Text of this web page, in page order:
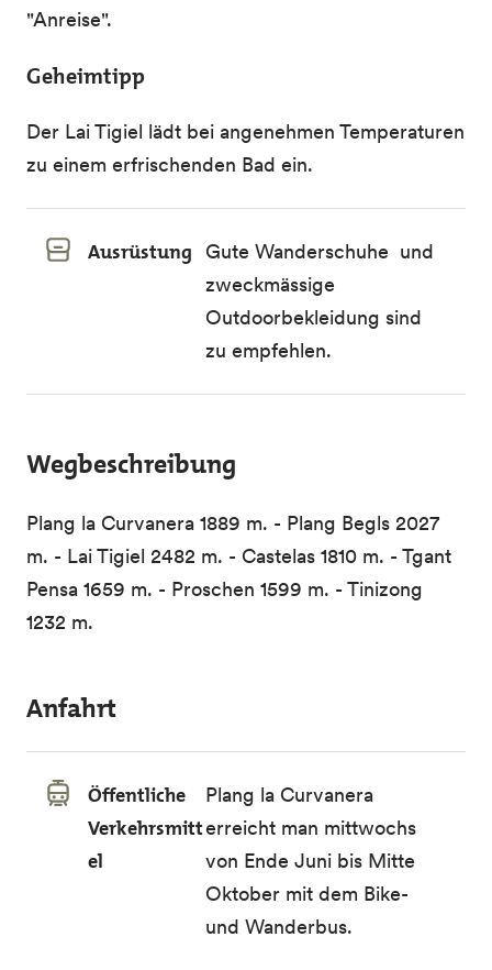
"Anreise".
Geheimtipp
Der Lai Tigiel lädt bei angenehmen Temperaturen
zu einem erfrischenden Bad ein.
Ausrüstung
Gute Wanderschuhe und
zweckmässige
Outdoorbekleidung sind
zu empfehlen.
Wegbeschreibung
Plang la Curvanera 1889 m. - Plang Begls 2027
m. - Lai Tigiel 2482 m. - Castelas 1810 m. - Tgant
Pensa 1659 m. - Proschen 1599 m. - Tinizong
1232 m.
Anfahrt
Öffentliche
Verkehrsmitt
el
Plang la Curvanera
erreicht man mittwochs
von Ende Juni bis Mitte
Oktober mit dem Bike-
und Wanderbus.